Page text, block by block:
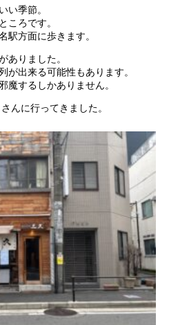
い季節。
ころです。
駅方面に歩きます。
ありました。
が出来る可能性もあります。
魔するしかありません。
んに行ってきました。